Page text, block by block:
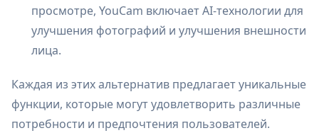
просмотре, YouCam включает AI-технологии для
улучшения фотографий и улучшения внешности
лица.
Каждая из этих альтернатив предлагает уникальные
функции, которые могут удовлетворить различные
потребности и предпочтения пользователей.